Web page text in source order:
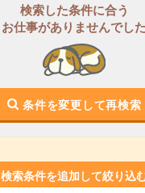
検索した条件に合う
お仕事がありませんでした
条件を変更して再検索
検索条件を追加して絞り込